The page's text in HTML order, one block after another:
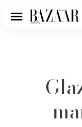
Menú